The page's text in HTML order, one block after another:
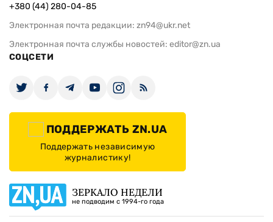
+380 (44) 280-04-85
Электронная почта редакции: zn94@ukr.net
Электронная почта службы новостей: editor@zn.ua
СОЦСЕТИ
ПОДДЕРЖАТЬ ZN.UA
Поддержать независимую
журналистику!
ЗЕРКАЛО НЕДЕЛИ
не подводим с 1994-го года